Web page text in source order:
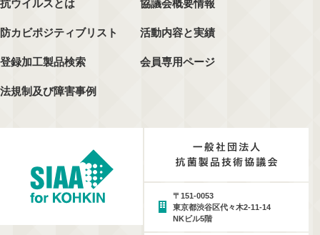
抗ウイルスとは
防カビポジティブリスト
登録加工製品検索
法規制及び障害事例
協議会概要情報
活動内容と実績
会員専用ページ
〒151-0053
東京都渋谷区代々木2-11-14
NKビル5階